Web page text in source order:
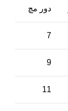
دور مچ
7
9
11